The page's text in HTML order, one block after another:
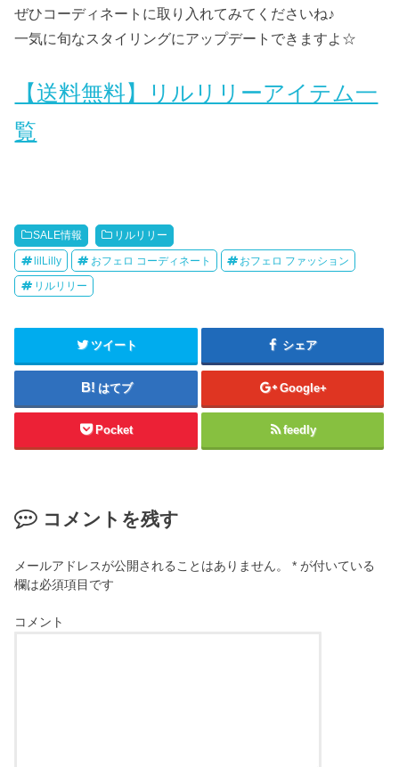
ぜひコーディネートに取り入れてみてくださいね♪
一気に旬なスタイリングにアップデートできますよ☆
【送料無料】リルリリーアイテム一
覧
SALE情報 リルリリー
lilLilly おフェロ コーディネート おフェロ ファッション
リルリリー
ツイート シェア
はてブ Google+
Pocket feedly
コメントを残す
メールアドレスが公開されることはありません。 * が付いている
欄は必須項目です
コメント